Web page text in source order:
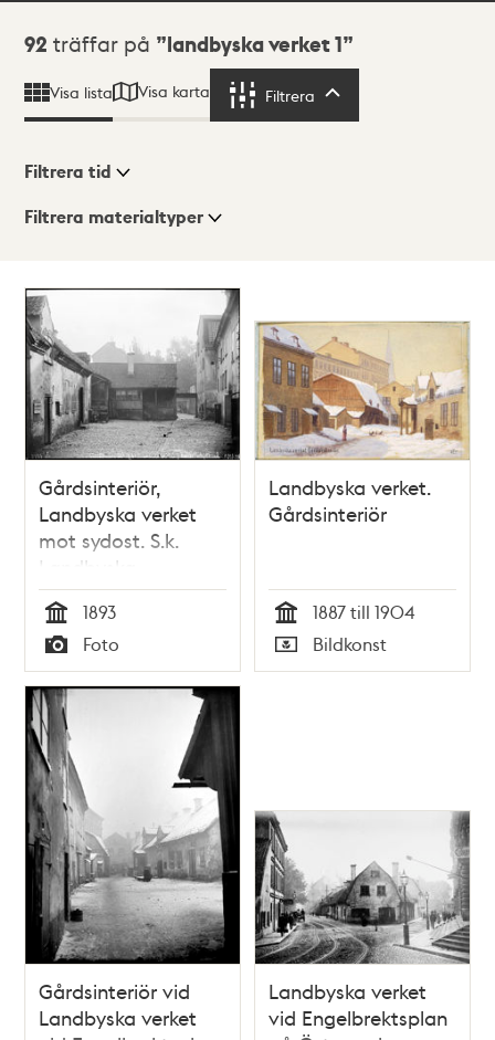
Sökresultat
92 träffar på landbyska verket 1
Visa lista Visa karta Filtrera
Visningsläge
Lista
Filtrera tid
Filtrera materialtyper
träffar
Gårdsinteriör,
Landbyska verket
mot sydost. S.k.
Landbyska
(bryggeri-)verket.
Tid
1893
Typ
Foto
Landbyska verket.
Gårdsinteriör
Tid
1887 till 1904
Typ
Bildkonst
Gårdsinteriör vid
Landbyska verket
Landbyska verket
vid Engelbrektsplan